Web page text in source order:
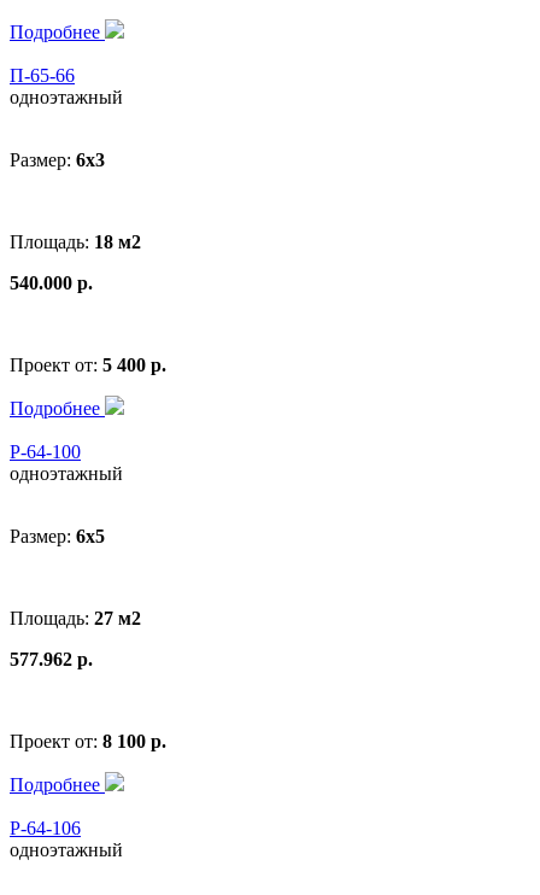
Подробнее
П-65-66
одноэтажный
Размер: 6x3
Площадь: 18 м2
540.000 р.
Проект от: 5 400 р.
Подробнее
Р-64-100
одноэтажный
Размер: 6x5
Площадь: 27 м2
577.962 р.
Проект от: 8 100 р.
Подробнее
Р-64-106
одноэтажный